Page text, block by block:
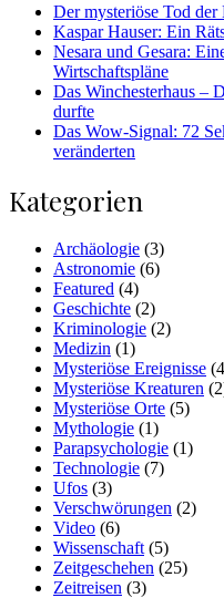
Der mysteriöse Tod der
Kaspar Hauser: Ein
Nesara und Gesara:
Wirtschaftspläne
Das Winchesterhaus –
durfte
Das Wow-Signal: 72
veränderten
Kategorien
Archäologie (3)
Astronomie (6)
Featured (4)
Geschichte (2)
Kriminologie (2)
Medizin (1)
Mysteriöse Ereignisse
Mysteriöse Kreaturen
Mysteriöse Orte (5)
Mythologie (1)
Parapsychologie (1)
Technologie (7)
Ufos (3)
Verschwörungen (2)
Video (6)
Wissenschaft (5)
Zeitgeschehen (25)
Zeitreisen (3)